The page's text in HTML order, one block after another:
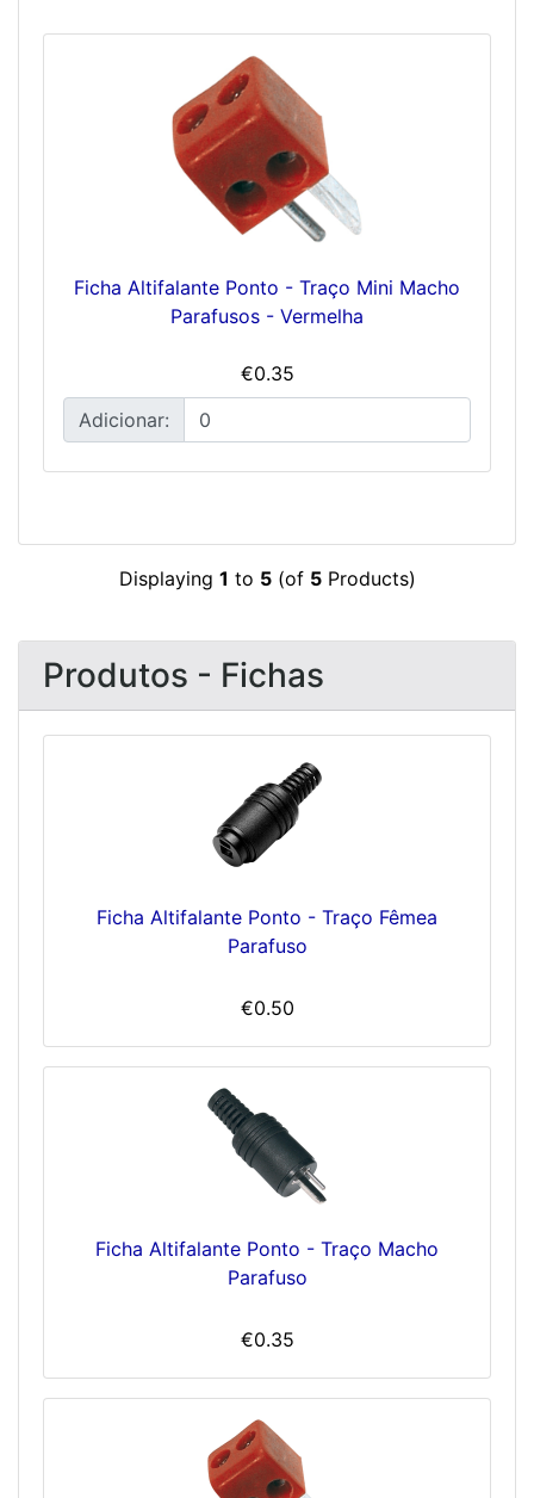
Ficha Altifalante Ponto - Traço Mini Macho
Parafusos - Vermelha
€0.35
Adicionar:
Displaying 1 to 5(of 5Products)
Produtos - Fichas
Ficha Altifalante Ponto - Traço Fêmea
Parafuso
€0.50
Ficha Altifalante Ponto - Traço Macho
Parafuso
€0.35